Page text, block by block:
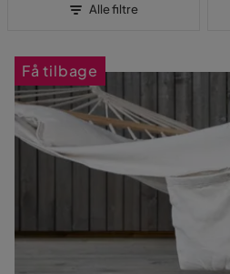
Alle filtre
Få tilbage